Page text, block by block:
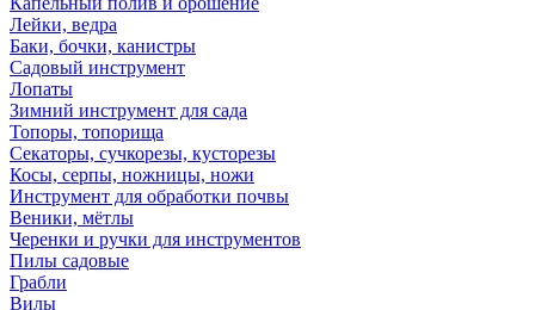
Лейки, ведра
Баки, бочки, канистры
Садовый инструмент
Лопаты
Зимний инструмент для сада
Топоры, топорища
Секаторы, сучкорезы, кусторезы
Косы, серпы, ножницы, ножи
Инструмент для обработки почвы
Веники, мётлы
Черенки и ручки для инструментов
Пилы садовые
Грабли
Вилы